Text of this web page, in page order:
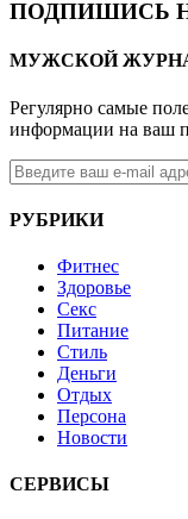
ПОДПИШИСЬ
МУЖСКОЙ
Регулярно самые
информации на ваш
РУБРИКИ
Фитнес
Здоровье
Секс
Питание
Стиль
Деньги
Отдых
Персона
Новости
СЕРВИСЫ